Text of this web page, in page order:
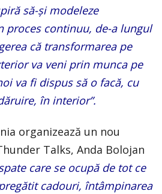
să-și modeleze
proces continuu, de-a lungul
că transformarea pe
va veni prin munca pe
va fi dispus să o facă, cu
în interior”.
organizează un nou
Talks, Anda Bolojan
care se ocupă de tot ce
cadouri, întâmpinarea